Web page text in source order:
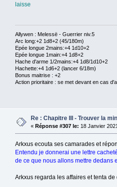
laisse
Allywen : Melessë - Guerrier niv.5
Arc long:+2 1d8+2 (45/180m)
Epée longue 2mains:+4 1d10+2
Epée longue 1main:+4 1d8+2
Hache d'arme 1/2mains:+4 1d8/1d10+2
Hachette:+4 1d6+2 (lancer 6/18m)
Bonus maitrise : +2
Action prioritaire : se met devant en cas
Re : Chapitre III - Trouver la
«Réponse #307 le: 18 Janvier
Arkxus ecouta ses camarades et
Entendu je donnerai une lettre
de ce que nous allons mettre dedans
Arkxus regarda les affaires et tenta